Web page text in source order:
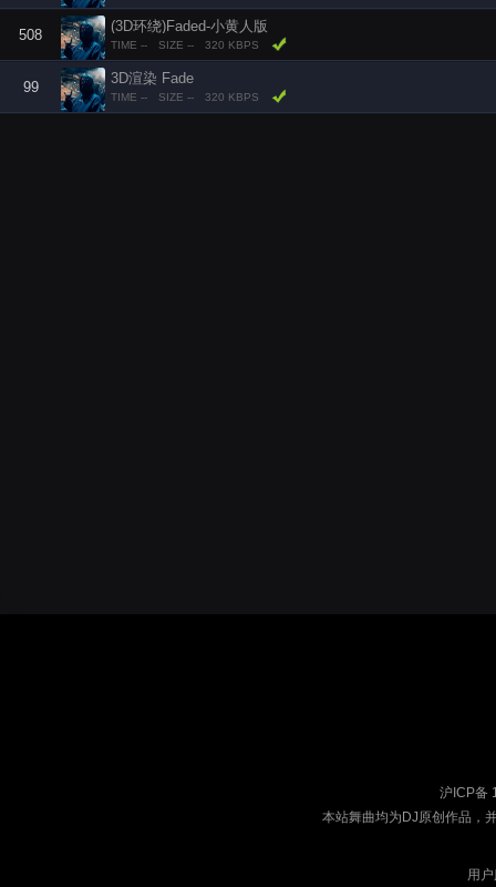
508
(3D环绕)Faded-小黄人版
TIME -- SIZE -- 320 KBPS
99
3D渲染 Fade
TIME -- SIZE -- 320 KBPS
沪ICP备
本站舞曲均为DJ原创作品，
用